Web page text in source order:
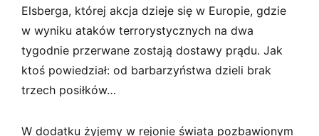
Elsberga, której akcja dzieje się w Europie, gdzie
w wyniku ataków terrorystycznych na dwa
tygodnie przerwane zostają dostawy prądu. Jak
ktoś powiedział: od barbarzyństwa dzieli brak
trzech posiłków…
W dodatku żyjemy w rejonie świata pozbawionym